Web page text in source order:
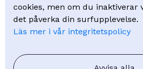
Kunskap
Kurser
FAQ - Vanliga frågor
cookies, men om du inaktiverar
det påverka din surfupplevelse.
Läs mer i vår integritetspolicy